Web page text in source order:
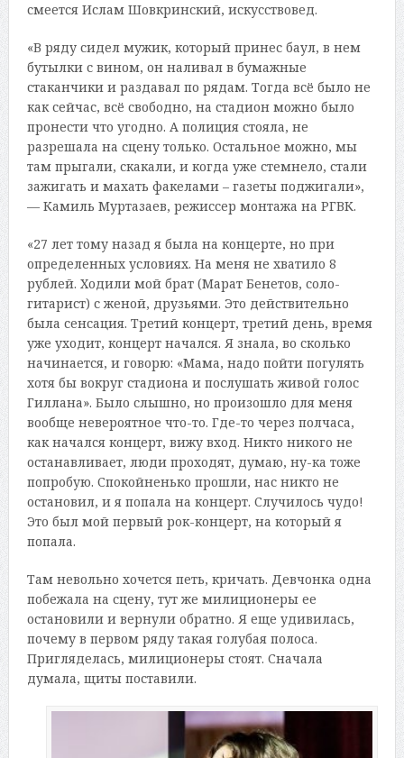
смеется Ислам Шовкринский, искусствовед.
«В ряду сидел мужик, который принес баул, в нем
бутылки с вином, он наливал в бумажные
стаканчики и раздавал по рядам. Тогда всё было не
как сейчас, всё свободно, на стадион можно было
пронести что угодно. А полиция стояла, не
разрешала на сцену только. Остальное можно, мы
там прыгали, скакали, и когда уже стемнело, стали
зажигать и махать факелами – газеты поджигали»,
— Камиль Муртазаев, режиссер монтажа на РГВК.
«27 лет тому назад я была на концерте, но при
определенных условиях. На меня не хватило 8
рублей. Ходили мой брат (Марат Бенетов, соло-
гитарист) с женой, друзьями. Это действительно
была сенсация. Третий концерт, третий день, время
уже уходит, концерт начался. Я знала, во сколько
начинается, и говорю: «Мама, надо пойти погулять
хотя бы вокруг стадиона и послушать живой голос
Гиллана». Было слышно, но произошло для меня
вообще невероятное что-то. Где-то через полчаса,
как начался концерт, вижу вход. Никто никого не
останавливает, люди проходят, думаю, ну-ка тоже
попробую. Спокойненько прошли, нас никто не
остановил, и я попала на концерт. Случилось чудо!
Это был мой первый рок-концерт, на который я
попала.
Там невольно хочется петь, кричать. Девчонка одна
побежала на сцену, тут же милиционеры ее
остановили и вернули обратно. Я еще удивилась,
почему в первом ряду такая голубая полоса.
Пригляделась, милиционеры стоят. Сначала
думала, щиты поставили.